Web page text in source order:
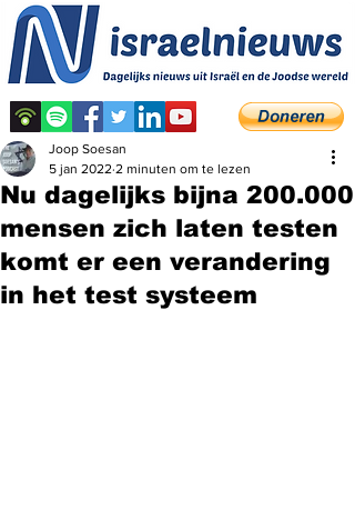
Nu dagelijks bijna 200.000
mensen zich laten testen
komt er een verandering
in het test systeem
Joop Soesan
5 jan 2022 2 minuten om te lezen